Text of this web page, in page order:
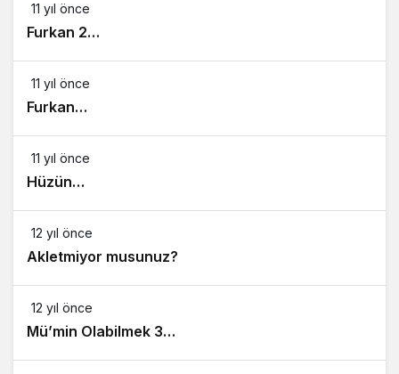
11 yıl önce
Furkan 2…
11 yıl önce
Furkan…
11 yıl önce
Hüzün…
12 yıl önce
Akletmiyor musunuz?
12 yıl önce
Mü’min Olabilmek 3…